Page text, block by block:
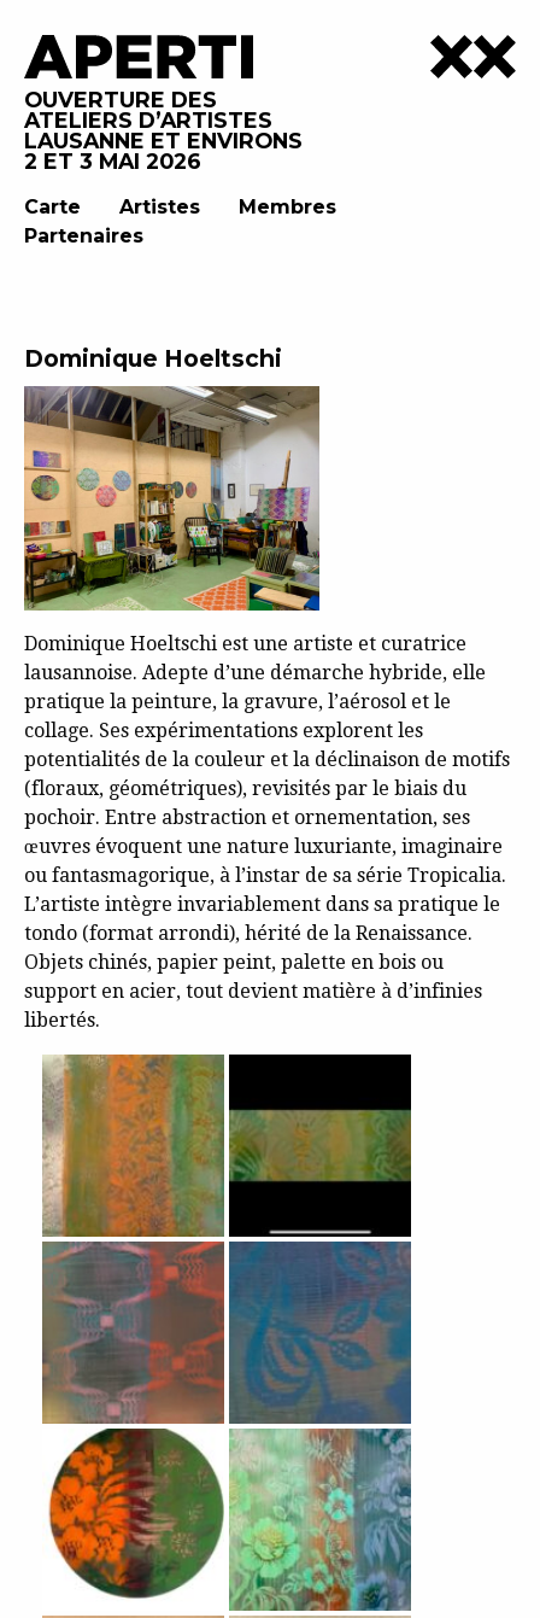
OUVERTURE DES
ATELIERS D’ARTISTES
LAUSANNE ET ENVIRONS
2 ET 3 MAI 2026
Carte Artistes
Membres
Partenaires
Dominique Hoeltschi
Dominique Hoeltschi est une artiste et curatrice
lausannoise. Adepte d’une démarche hybride, elle
pratique la peinture, la gravure, l’aérosol et le
collage. Ses expérimentations explorent les
potentialités de la couleur et la déclinaison de motifs
(floraux, géométriques), revisités par le biais du
pochoir. Entre abstraction et ornementation, ses
œuvres évoquent une nature luxuriante, imaginaire
ou fantasmagorique, à l’instar de sa série Tropicalia.
L’artiste intègre invariablement dans sa pratique le
tondo (format arrondi), hérité de la Renaissance.
Objets chinés, papier peint, palette en bois ou
support en acier, tout devient matière à d’infinies
libertés.